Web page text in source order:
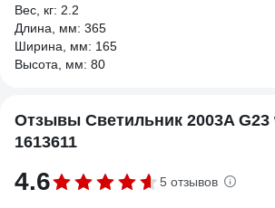
Вес, кг: 2.2
Длина, мм: 365
Ширина, мм: 165
Высота, мм: 80
Отзывы Светильник 2003A
1613611
4.6 5 отзывов